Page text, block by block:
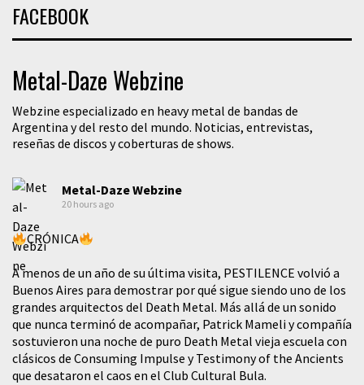
FACEBOOK
Metal-Daze Webzine
Webzine especializado en heavy metal de bandas de
Argentina y del resto del mundo. Noticias, entrevistas,
reseñas de discos y coberturas de shows.
Metal-Daze Webzine
20 hours ago
CRÓNICA
A menos de un año de su última visita, PESTILENCE volvió a
Buenos Aires para demostrar por qué sigue siendo uno de los
grandes arquitectos del Death Metal. Más allá de un sonido
que nunca terminó de acompañar, Patrick Mameli y compañía
sostuvieron una noche de puro Death Metal vieja escuela con
clásicos de Consuming Impulse y Testimony of the Ancients
que desataron el caos en el Club Cultural Bula.